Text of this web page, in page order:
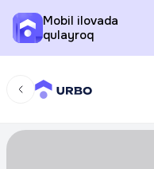
Mobil ilovada
qulayroq